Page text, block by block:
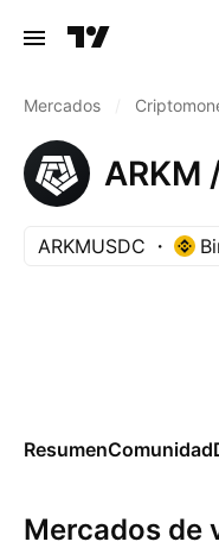
Mercados
ARKM
ARKMUSDC
ResumenComunidad
Mercados